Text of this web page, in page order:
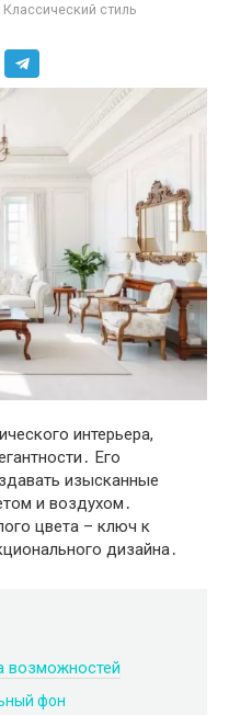
Классический стиль
интерьера,
Его
изысканные
и воздухом․
цвета – ключ к
дизайна․
возможностей
фон